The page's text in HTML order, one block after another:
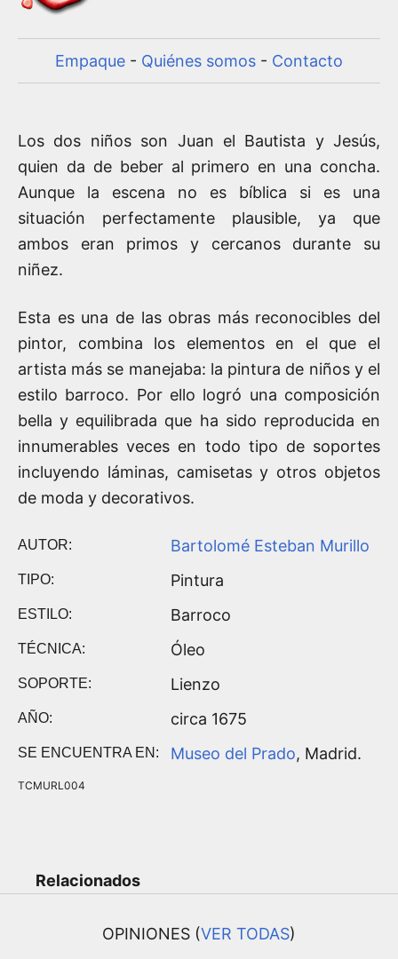
Empaque - Quiénes somos - Contacto
Los dos niños son Juan el Bautista y Jesús,
quien da de beber al primero en una concha.
Aunque la escena no es bíblica si es una
situación perfectamente plausible, ya que
ambos eran primos y cercanos durante su
niñez.
Esta es una de las obras más reconocibles del
pintor, combina los elementos en el que el
artista más se manejaba: la pintura de niños y el
estilo barroco. Por ello logró una composición
bella y equilibrada que ha sido reproducida en
innumerables veces en todo tipo de soportes
incluyendo láminas, camisetas y otros objetos
de moda y decorativos.
AUTOR: Bartolomé Esteban Murillo
TIPO: Pintura
ESTILO: Barroco
TÉCNICA: Óleo
SOPORTE: Lienzo
AÑO: circa 1675
SE ENCUENTRA EN: Museo del Prado, Madrid.
TCMURL004
Relacionados
OPINIONES (VER TODAS)